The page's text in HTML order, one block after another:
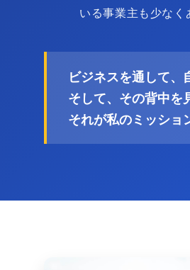
いる事業主も少なく
ビジネスを通して
そして、その背中を
それが私のミッショ